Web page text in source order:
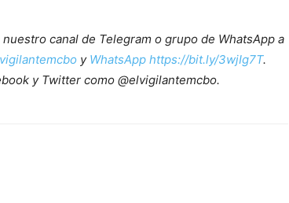
canal de Telegram o grupo de WhatsApp a
y WhatsApp https://bit.ly/3wjIg7T.
y Twitter como @elvigilantemcbo.